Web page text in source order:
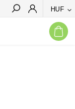
HUF
Keresés